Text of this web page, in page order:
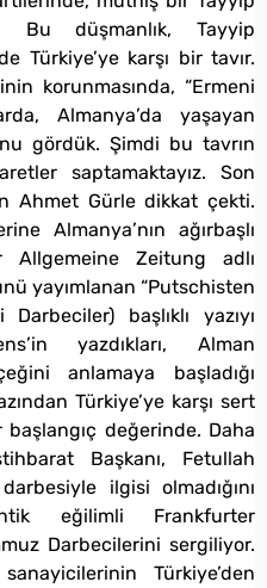
Bu düşmanlık, Tayyip
Türkiye’ye karşı bir tavır.
korunmasında, “Ermeni
Almanya’da yaşayan
gördük. Şimdi bu tavrın
saptamaktayız. Son
Ahmet Gürle dikkat çekti.
Almanya’nın ağırbaşlı
Allgemeine Zeitung adlı
yayımlanan “Putschisten
başlıklı yazıyı
yazdıkları, Alman
anlamaya başladığı
Türkiye’ye karşı sert
başlangıç değerinde. Daha
Başkanı, Fetullah
ilgisi olmadığını
eğilimli Frankfurter
Darbecilerini sergiliyor.
Türkiye’den